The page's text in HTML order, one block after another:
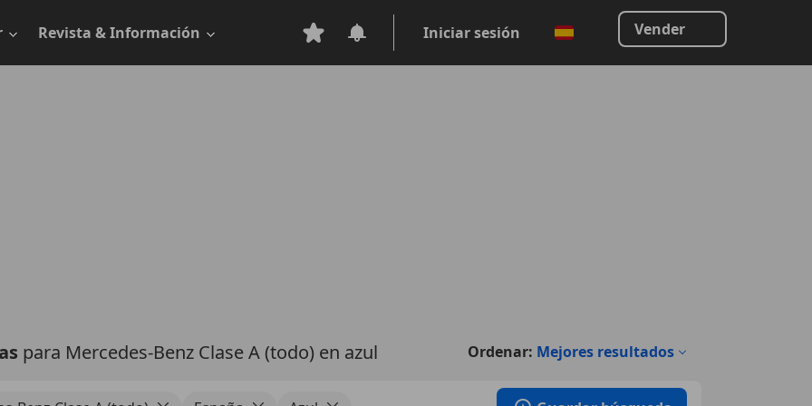
Revista & Información Iniciar sesión Vender
para Mercedes-Benz Clase A (todo) en azul Ordenar: Mejores resultados